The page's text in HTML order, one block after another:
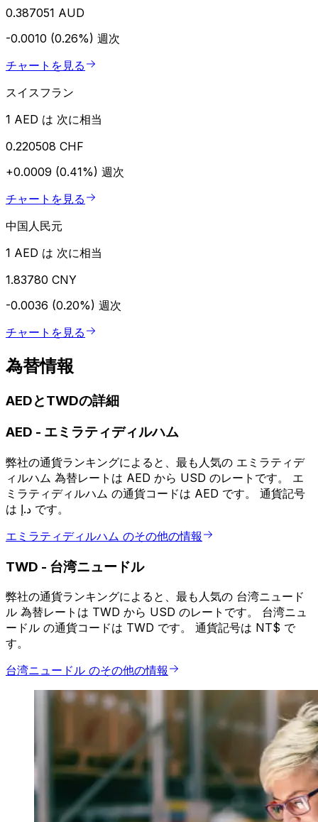
0.387051 AUD
-0.0010 (0.26%) 週次
チャートを見る
スイスフラン
1 AED は 次に相当
0.220508 CHF
+0.0009 (0.41%) 週次
チャートを見る
中国人民元
1 AED は 次に相当
1.83780 CNY
-0.0036 (0.20%) 週次
チャートを見る
為替情報
AEDとTWDの詳細
AED - エミラティディルハム
弊社の通貨ランキングによると、最も人気の エミラティデ
ィルハム 為替レートは AED から USD のレートです。 エ
ミラティディルハム の通貨コードは AED です。 通貨記号
は د.إ です。
エミラティディルハム のその他の情報
TWD - 台湾ニュードル
弊社の通貨ランキングによると、最も人気の 台湾ニュード
ル 為替レートは TWD から USD のレートです。 台湾ニュ
ードル の通貨コードは TWD です。 通貨記号は NT$ で
す。
台湾ニュードル のその他の情報